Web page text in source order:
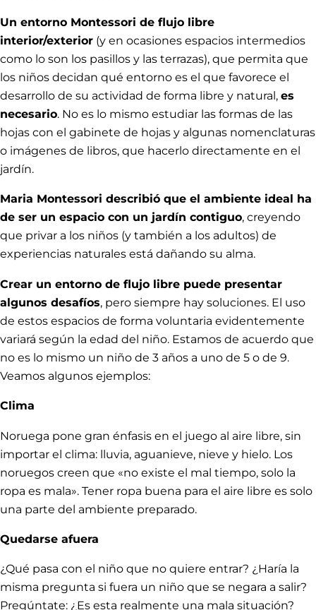
Un entorno Montessori de flujo libre
interior/exterior (y en ocasiones espacios intermedios
como lo son los pasillos y las terrazas), que permita que
los niños decidan qué entorno es el que favorece el
desarrollo de su actividad de forma libre y natural, es
necesario. No es lo mismo estudiar las formas de las
hojas con el gabinete de hojas y algunas nomenclaturas
o imágenes de libros, que hacerlo directamente en el
jardín.
Maria Montessori describió que el ambiente ideal ha
de ser un espacio con un jardín contiguo, creyendo
que privar a los niños (y también a los adultos) de
experiencias naturales está dañando su alma.
Crear un entorno de flujo libre puede presentar
algunos desafíos, pero siempre hay soluciones. El uso
de estos espacios de forma voluntaria evidentemente
variará según la edad del niño. Estamos de acuerdo que
no es lo mismo un niño de 3 años a uno de 5 o de 9.
Veamos algunos ejemplos:
Clima
Noruega pone gran énfasis en el juego al aire libre, sin
importar el clima: lluvia, aguanieve, nieve y hielo. Los
noruegos creen que «no existe el mal tiempo, solo la
ropa es mala». Tener ropa buena para el aire libre es solo
una parte del ambiente preparado.
Quedarse afuera
¿Qué pasa con el niño que no quiere entrar? ¿Haría la
misma pregunta si fuera un niño que se negara a salir?
Pregúntate: ¿Es esta realmente una mala situación?